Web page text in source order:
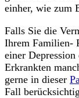
einher, wie zum
Falls Sie die
Ihrem Familien-
einer
Erkrankten
gerne in dieser
Fall